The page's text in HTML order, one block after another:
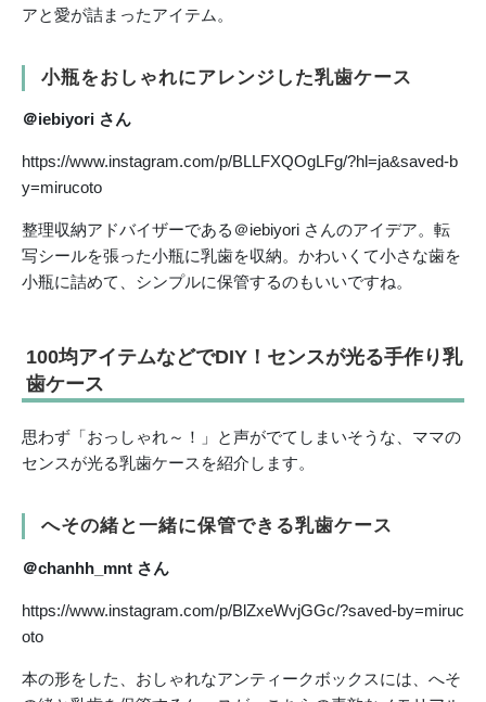
アと愛が詰まったアイテム。
小瓶をおしゃれにアレンジした乳歯ケース
＠iebiyori さん
https://www.instagram.com/p/BLLFXQOgLFg/?hl=ja&saved-b
y=mirucoto
整理収納アドバイザーである＠iebiyori さんのアイデア。転
写シールを張った小瓶に乳歯を収納。かわいくて小さな歯を
小瓶に詰めて、シンプルに保管するのもいいですね。
100均アイテムなどでDIY！センスが光る手作り乳
歯ケース
思わず「おっしゃれ～！」と声がでてしまいそうな、ママの
センスが光る乳歯ケースを紹介します。
へその緒と一緒に保管できる乳歯ケース
＠chanhh_mnt さん
https://www.instagram.com/p/BlZxeWvjGGc/?saved-by=miruc
oto
本の形をした、おしゃれなアンティークボックスには、へそ